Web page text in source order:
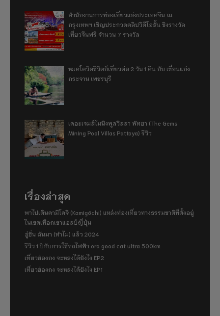
สำนักงานการท่องเที่ยวแห่งประเทศจีน ณ
กรุงเทพฯ เชิญประกวดคลิปวิดีโอสั้น ชิงรางวัล
เที่ยวจีนฟรี จำนวน 7 รางวัล
หมดโควิดชีวิตก็เที่ยวต่อ 2 วัน 1 คืน กับ เขื่อนแก่ง
กระจาน เพชรบุรี
เดอะเจมส์ไมนิงพูลวิลลา พัทยา (The Gems
Mining Pool Villas Pattaya) รีวิว
เรื่องล่าสุด
พาไปเดินคามิโคจิ (Kamigōchi) แหล่งท่องเที่ยวทางธรรมชาติที่ตั้งอยู่
ในเขตเทือกเขาแอลป์ญี่ปุ่น
อู่ฮั่น ฉันมา (ทำไม) แล้ว 2024
รีวิว 1 ปีกับการใช้รถไฟฟ้า ora good cat ultra 500km
เที่ยวฮ่องกง จะหลงได้ยังไง EP2
เที่ยวฮ่องกง จะหลงได้ยังไง EP1